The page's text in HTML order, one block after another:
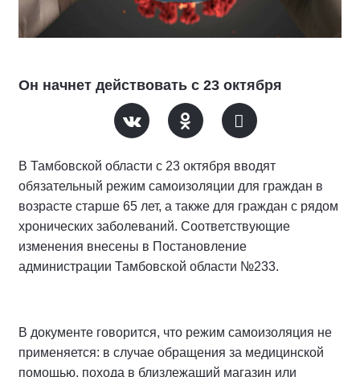
Он начнет действовать с 23 октября
В Тамбовской области с 23 октября вводят
обязательный режим самоизоляции для граждан в
возрасте старше 65 лет, а также для граждан с рядом
хронических заболеваний. Соответствующие
изменения внесены в Постановление
администрации Тамбовской области №233.
В документе говорится, что режим самоизоляция не
применяется: в случае обращения за медицинской
помощью, похода в близлежащий магазин или